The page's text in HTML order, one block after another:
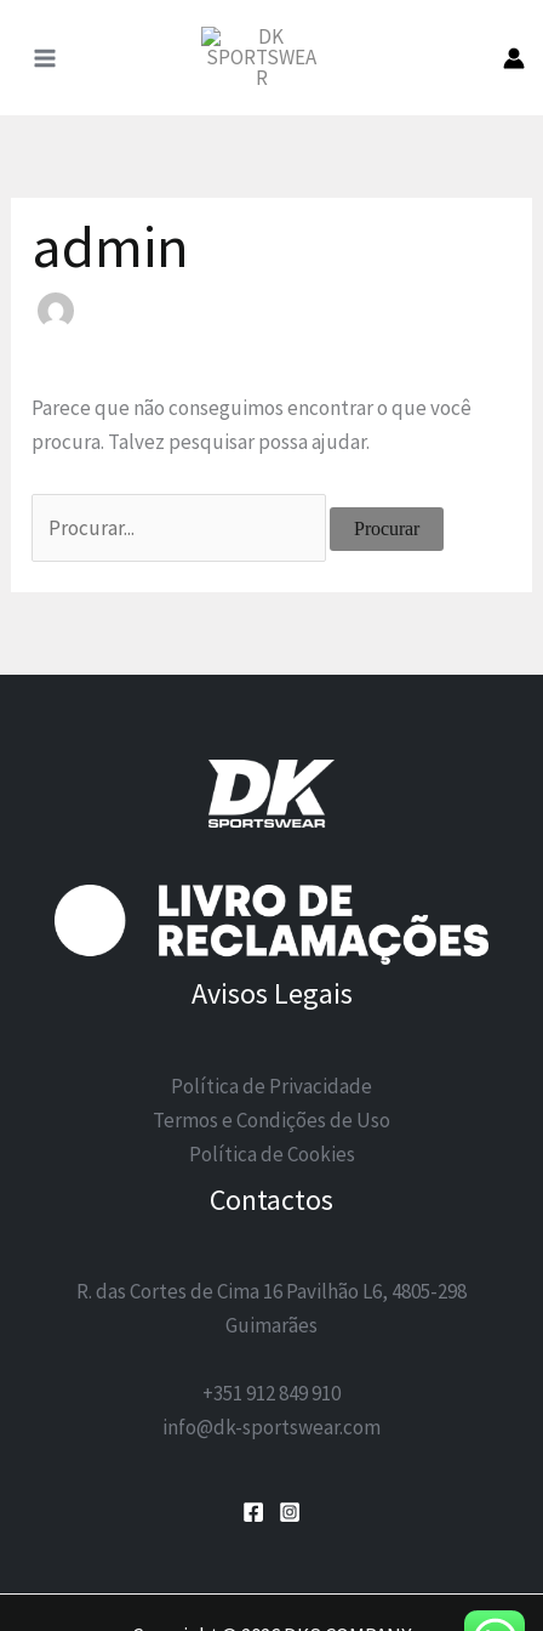
para
admin
Parece que não conseguimos encontrar o que você
procura. Talvez pesquisar possa ajudar.
Avisos Legais
Política de Privacidade
Termos e Condições de Uso
Política de Cookies
Contactos
R. das Cortes de Cima 16 Pavilhão L6, 4805-298
Guimarães
+351 912 849 910
info@dk-sportswear.com